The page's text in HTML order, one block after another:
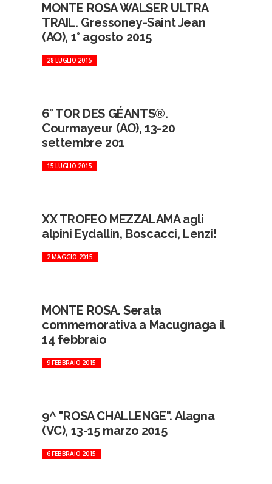
MONTE ROSA WALSER ULTRA
TRAIL. Gressoney-Saint Jean
(AO), 1° agosto 2015
28 LUGLIO 2015
6° TOR DES GÉANTS®.
Courmayeur (AO), 13-20
settembre 201
15 LUGLIO 2015
XX TROFEO MEZZALAMA agli
alpini Eydallin, Boscacci, Lenzi!
2 MAGGIO 2015
MONTE ROSA. Serata
commemorativa a Macugnaga il
14 febbraio
9 FEBBRAIO 2015
9^ "ROSA CHALLENGE". Alagna
(VC), 13-15 marzo 2015
6 FEBBRAIO 2015